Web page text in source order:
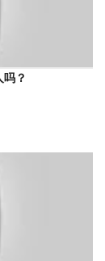
？